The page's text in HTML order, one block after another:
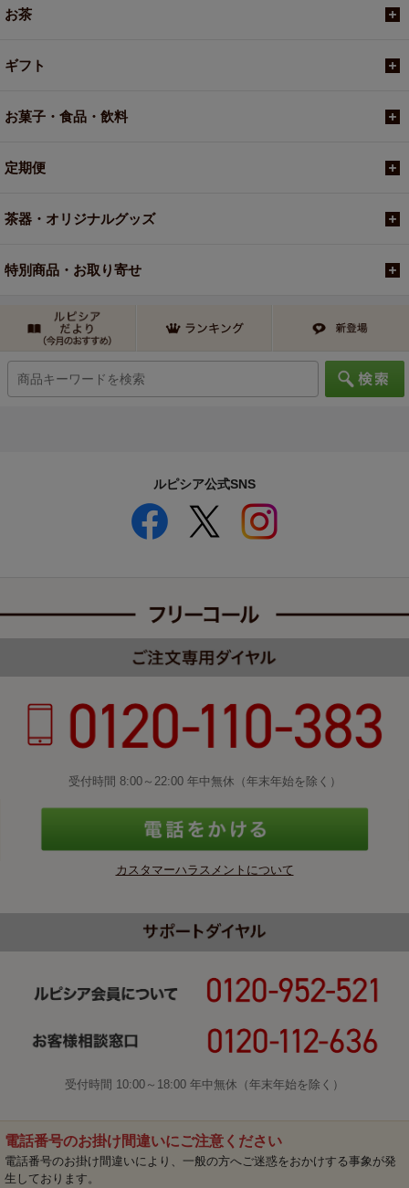
お茶
ギフト
お菓子・食品・飲料
定期便
茶器・オリジナルグッズ
特別商品・お取り寄せ
ルピシア公式SNS
受付時間 8:00～22:00 年中無休（年末年始を除く）
カスタマーハラスメントについて
受付時間 10:00～18:00 年中無休（年末年始を除く）
電話番号のお掛け間違いにご注意ください
電話番号のお掛け間違いにより、一般の方へご迷惑をおかけする事象が発
生しております。